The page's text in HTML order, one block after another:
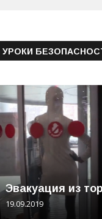
УРОКИ
Эвакуация из
19.09.2019